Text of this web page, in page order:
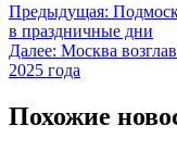
Предыдущая:
в праздничные дни
Далее: Москва
2025 года
Похожие